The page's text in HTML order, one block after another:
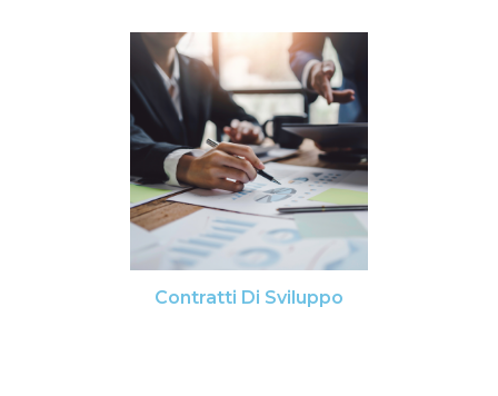
Contratti Di Sviluppo